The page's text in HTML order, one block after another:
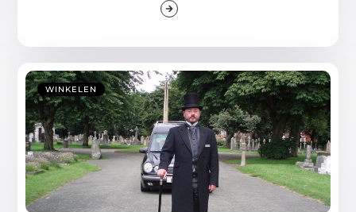
WINKELEN